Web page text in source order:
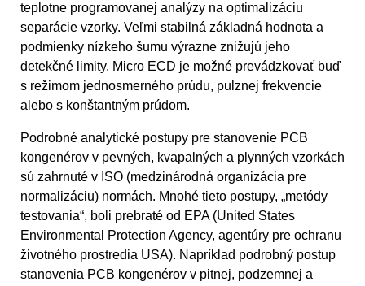
teplotne programovanej analýzy na optimalizáciu
separácie vzorky. Veľmi stabilná základná hodnota a
podmienky nízkeho šumu výrazne znižujú jeho
detekčné limity. Micro ECD je možné prevádzkovať buď
s režimom jednosmerného prúdu, pulznej frekvencie
alebo s konštantným prúdom.
Podrobné analytické postupy pre stanovenie PCB
kongenérov v pevných, kvapalných a plynných vzorkách
sú zahrnuté v ISO (medzinárodná organizácia pre
normalizáciu) normách. Mnohé tieto postupy, „metódy
testovania“, boli prebraté od EPA (United States
Environmental Protection Agency, agentúry pre ochranu
životného prostredia USA). Napríklad podrobný postup
stanovenia PCB kongenérov v pitnej, podzemnej a